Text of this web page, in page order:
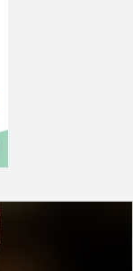
ein
zu
sie
guten